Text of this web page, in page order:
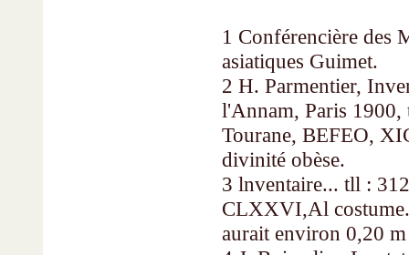
1 Conférencière des
asiatiques Guimet.
2 H. Parmentier,
l'Annam, Paris 1900,
Tourane, BEFEO,
divinité obèse.
3 lnventaire... tll :
CLXXVI,Al
aurait environ 0,20